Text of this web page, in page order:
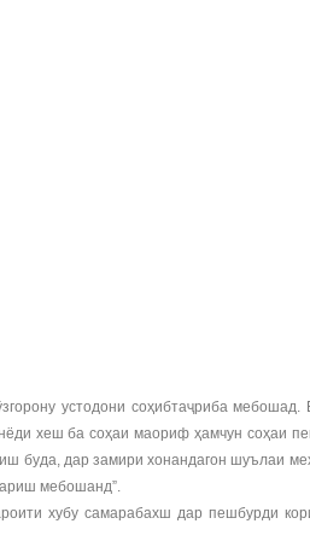
устодони соҳибтаҷриба мебошад.
хеш ба соҳаи маориф ҳамчун соҳаи
буда, дар замири хонандагон шуълаи
мебошанд”.
хубу самарабахш дар пешбурди